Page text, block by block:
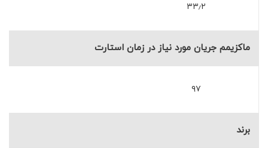
۳۳٫۲
ماکزیمم جریان مورد نیاز در زمان استارت
۹۷
برند